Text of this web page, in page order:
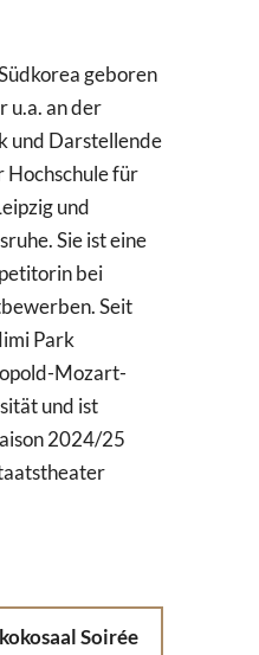
geboren
u.a. an der
und Darstellende
Hochschule für
und
Sie ist eine
bei
Seit
Park
Mozart-
und ist
2024/25
Soirée